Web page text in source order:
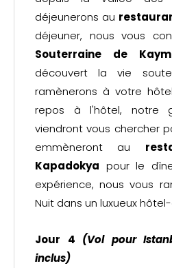
déjeunerons au
déjeuner, nous vous
Souterraine de
découvert la vie
ramènerons à votre
repos à l'hôtel, notre
viendront vous chercher
emmèneront au
Kapadokya pour le
expérience, nous vous
Nuit dans un luxueux
Jour 4 (Vol pour
inclus)